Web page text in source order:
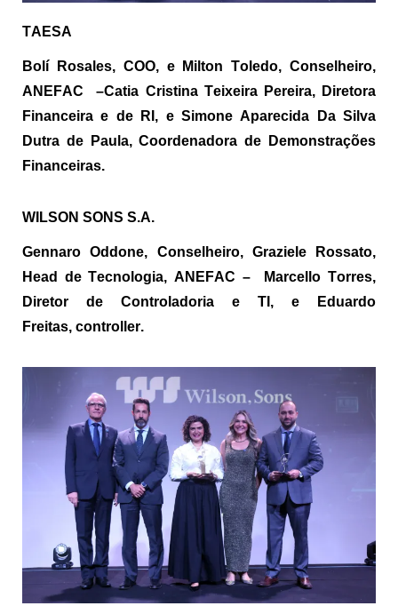
TAESA
Bolí Rosales, COO, e Milton Toledo, Conselheiro,
ANEFAC –Catia Cristina Teixeira Pereira, Diretora
Financeira e de RI, e Simone Aparecida Da Silva
Dutra de Paula, Coordenadora de Demonstrações
Financeiras.
WILSON SONS S.A.
Gennaro Oddone, Conselheiro, Graziele Rossato,
Head de Tecnologia, ANEFAC – Marcello Torres,
Diretor de Controladoria e TI, e Eduardo
Freitas, controller.